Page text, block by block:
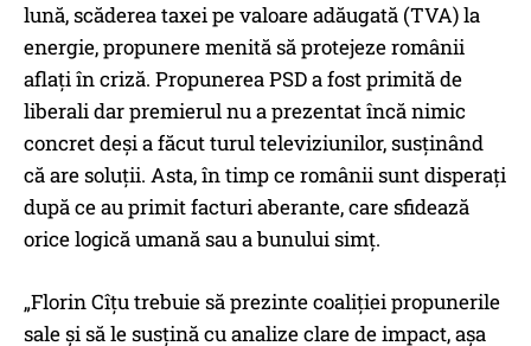
lună, scăderea taxei pe valoare adăugată (TVA) la
energie, propunere menită să protejeze românii
aflați în criză. Propunerea PSD a fost primită de
liberali dar premierul nu a prezentat încă nimic
concret deși a făcut turul televiziunilor, susținând
că are soluții. Asta, în timp ce românii sunt disperați
după ce au primit facturi aberante, care sfidează
orice logică umană sau a bunului simț.
„Florin Cîțu trebuie să prezinte coaliției propunerile
sale și să le susțină cu analize clare de impact, așa